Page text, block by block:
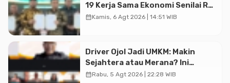
19 Kerja Sama Ekonomi Senilai Rp
20,2 Triliun
calendar_monthKamis, 6 Agt 2026 | 14:51 WIB
Driver Ojol Jadi UMKM: Makin
Sejahtera atau Merana? Ini
Temuan Diskusi Paramadina
calendar_monthRabu, 5 Agt 2026 | 22:28 WIB